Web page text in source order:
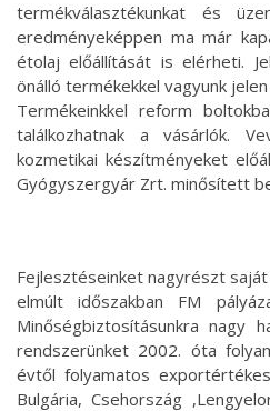
termékválasztékunkat és
eredményeképpen ma már
étolaj előállítását is elérheti.
önálló termékekkel vagyunk jelen
Termékeinkkel reform
találkozhatnak a vásárlók.
kozmetikai készítményeket
Gyógyszergyár Zrt. minősített
Fejlesztéseinket nagyrészt
elmúlt időszakban FM
Minőségbiztosításunkra nagy
rendszerünket 2002. óta
évtől folyamatos
Bulgária, Csehország